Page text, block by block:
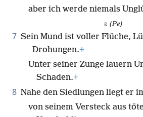
aber ich werde niemals
(Pe)
7 Sein Mund ist voller Flüche,
Drohungen.+
Unter seiner Zunge lauern
Schaden.+
8 Nahe den Siedlungen liegt er
von seinem Versteck aus